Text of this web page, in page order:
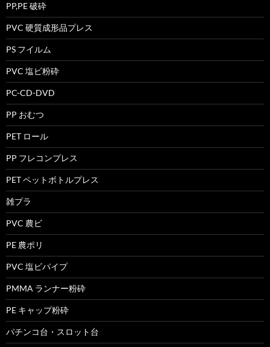
PP,PE 破砕
PVC 硬質成形品プレス
PS フイルム
PVC 塩ビ粉砕
PC-CD-DVD
PP おむつ
PET ロール
PP フレコンプレス
PET ペットボトルプレス
雑プラ
PVC 農ビ
PE 農ポリ
PVC 塩ビパイプ
PMMA ランナー粉砕
PE キャップ粉砕
パチンコ台・スロット台